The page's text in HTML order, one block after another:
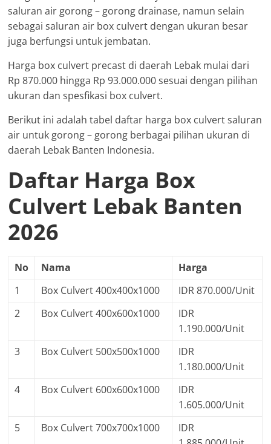
saluran air gorong – gorong drainase, namun selain
sebagai saluran air box culvert dengan ukuran besar
juga berfungsi untuk jembatan.
Harga box culvert precast di daerah Lebak mulai dari
Rp 870.000 hingga Rp 93.000.000 sesuai dengan pilihan
ukuran dan spesfikasi box culvert.
Berikut ini adalah tabel daftar harga box culvert saluran
air untuk gorong – gorong berbagai pilihan ukuran di
daerah Lebak Banten Indonesia.
Daftar Harga Box
Culvert Lebak Banten
2026
No Nama
Harga
1
Box Culvert 400x400x1000
IDR 870.000/Unit
2
Box Culvert 400x600x1000
IDR
1.190.000/Unit
3
Box Culvert 500x500x1000
IDR
1.180.000/Unit
4
Box Culvert 600x600x1000
IDR
1.605.000/Unit
5
Box Culvert 700x700x1000
IDR